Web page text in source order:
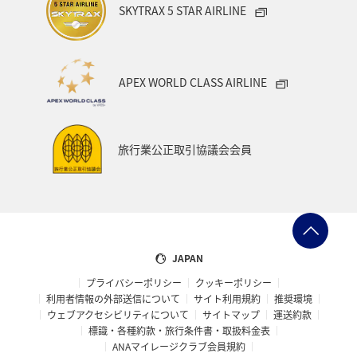
趣味 韓国
オセアニア
SKYTRAX 5 STAR AIRLINE
APEX WORLD CLASS AIRLINE
旅行業公正取引協議会会員
JAPAN
プライバシーポリシー
クッキーポリシー
利用者情報の外部送信について
サイト利用規約
推奨環境
ウェブアクセシビリティについて
サイトマップ
運送約款
標識・各種約款・旅行条件書・取扱料金表
ANAマイレージクラブ会員規約